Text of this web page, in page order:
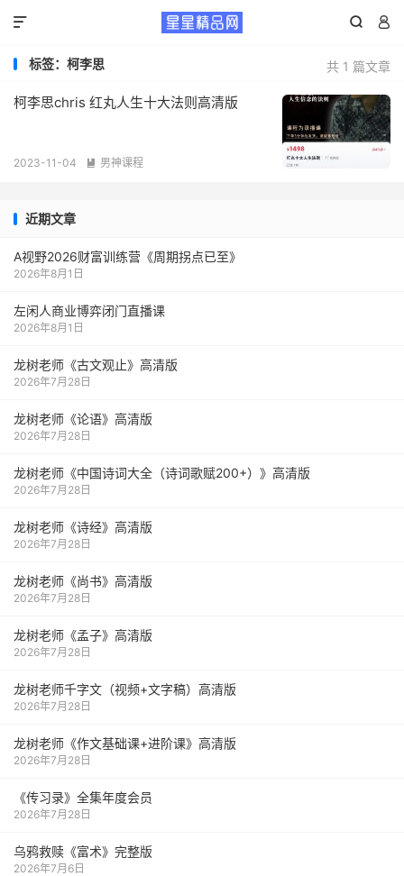
 

共 1 篇文章
标签：柯李思
柯李思chris 红丸人生十大法则高清版
2023-11-04  男神课程
近期文章
A视野2026财富训练营《周期拐点已至》
2026年8月1日
左闲人商业博弈闭门直播课
2026年8月1日
龙树老师《古文观止》高清版
2026年7月28日
龙树老师《论语》高清版
2026年7月28日
龙树老师《中国诗词大全（诗词歌赋200+）》高清版
2026年7月28日
龙树老师《诗经》高清版
2026年7月28日
龙树老师《尚书》高清版
2026年7月28日
龙树老师《孟子》高清版
2026年7月28日
龙树老师千字文（视频+文字稿）高清版
2026年7月28日
龙树老师《作文基础课+进阶课》高清版
2026年7月28日
《传习录》全集年度会员
2026年7月28日
乌鸦救赎《富术》完整版
2026年7月6日